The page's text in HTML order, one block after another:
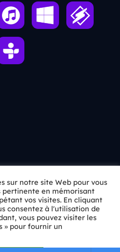
Tous droits réservés.
sur notre site Web pour vous
en mémorisant
vos visites. En cliquant
consentez à l'utilisation de
vous pouvez visiter les
» pour fournir un